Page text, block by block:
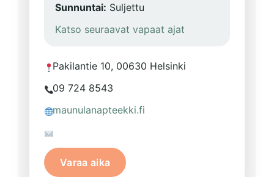
Sunnuntai: Suljettu
Katso seuraavat vapaat ajat
Pakilantie 10, 00630 Helsinki
09 724 8543
maunulanapteekki.fi
Varaa aika